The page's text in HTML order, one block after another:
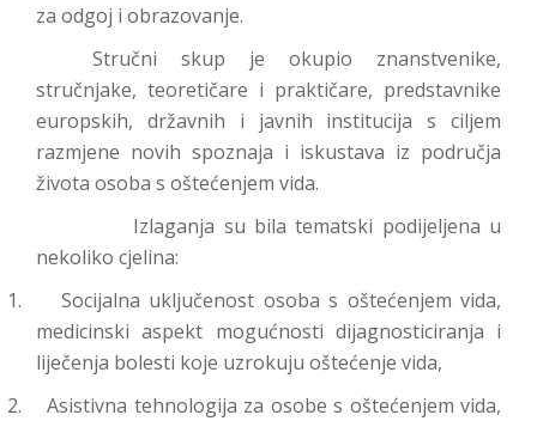
za odgoj i obrazovanje.
Stručni skup je okupio znanstvenike,
stručnjake, teoretičare i praktičare, predstavnike
europskih, državnih i javnih institucija s ciljem
razmjene novih spoznaja i iskustava iz područja
života osoba s oštećenjem vida.
Izlaganja su bila tematski podijeljena u
nekoliko cjelina:
1.
Socijalna uključenost osoba s oštećenjem vida,
medicinski aspekt mogućnosti dijagnosticiranja i
liječenja bolesti koje uzrokuju oštećenje vida,
2.
Asistivna tehnologija za osobe s oštećenjem vida,